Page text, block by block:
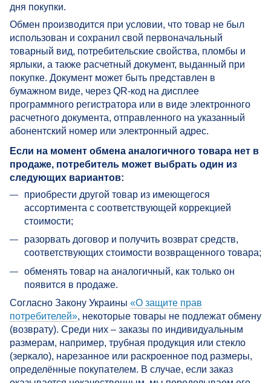
дня покупки.
Обмен производится при условии, что товар не был
использован и сохранил свой первоначальный
товарный вид, потребительские свойства, пломбы и
ярлыки, а также расчетный документ, выданный при
покупке. Документ может быть представлен в
бумажном виде, через QR-код на дисплее
программного регистратора или в виде электронного
расчетного документа, отправленного на указанный
абонентский номер или электронный адрес.
Если на момент обмена аналогичного товара нет в
продаже, потребитель может выбрать один из
следующих вариантов:
приобрести другой товар из имеющегося
ассортимента с соответствующей коррекцией
стоимости;
разорвать договор и получить возврат средств,
соответствующих стоимости возвращенного товара;
обменять товар на аналогичный, как только он
появится в продаже.
Согласно Закону Украины «О защите прав
потребителей», некоторые товары не подлежат обмену
(возврату). Среди них – заказы по индивидуальным
размерам, например, трубная продукция или стекло
(зеркало), нарезанное или раскроенное под размеры,
определённые покупателем. В случае, если заказ